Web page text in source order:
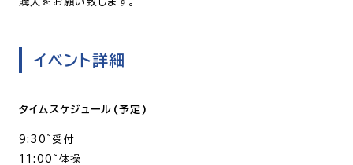
イベント詳細
タイムスケジュール(予定)
9:30~受付
11:00~体操